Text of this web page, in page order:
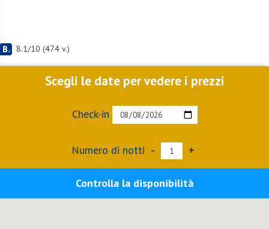
8.1/10 (474 v.)
Scegli le date per vedere i prezzi
Check-in
Numero di notti - +
Controlla la disponibilità